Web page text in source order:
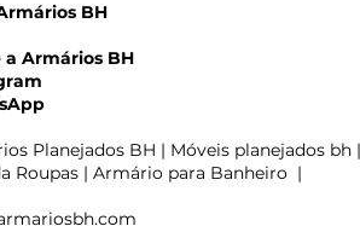
4 portas MDF
Duratex com
madeirado Noce
Duratex
BH
a Armários BH
Planejados BH | Móveis planejados bh
Roupas | Armário para Banheiro |